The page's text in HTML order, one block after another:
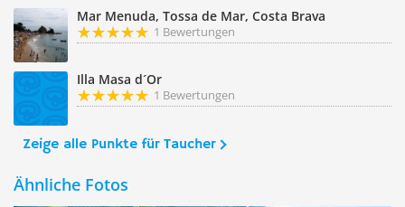
Mar Menuda, Tossa de Mar, Costa Brava
1 Bewertungen
Illa Masa d´Or
1 Bewertungen
Zeige alle Punkte für Taucher
Ähnliche Fotos